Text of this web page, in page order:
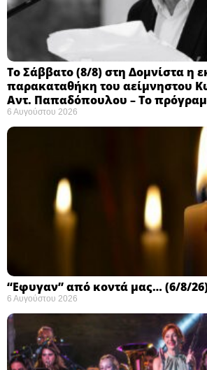
Το Σάββατο (8/8) στη Δομνίστα η
παρακαταθήκη του αείμνηστου
Αντ. Παπαδόπουλου – Το
6 Αυγούστου 2026
“Εφυγαν” από κοντά μας… (6/8/
6 Αυγούστου 2026